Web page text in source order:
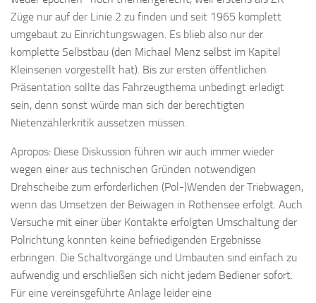
Züge nur auf der Linie 2 zu finden und seit 1965 komplett
umgebaut zu Einrichtungswagen. Es blieb also nur der
komplette Selbstbau (den Michael Menz selbst im Kapitel
Kleinserien vorgestellt hat). Bis zur ersten öffentlichen
Präsentation sollte das Fahrzeugthema unbedingt erledigt
sein, denn sonst würde man sich der berechtigten
Nietenzählerkritik aussetzen müssen.
Apropos: Diese Diskussion führen wir auch immer wieder
wegen einer aus technischen Gründen notwendigen
Drehscheibe zum erforderlichen (Pol-)Wenden der Triebwagen,
wenn das Umsetzen der Beiwagen in Rothensee erfolgt. Auch
Versuche mit einer über Kontakte erfolgten Umschaltung der
Polrichtung konnten keine befriedigenden Ergebnisse
erbringen. Die Schaltvorgänge und Umbauten sind einfach zu
aufwendig und erschließen sich nicht jedem Bediener sofort.
Für eine vereinsgeführte Anlage leider eine